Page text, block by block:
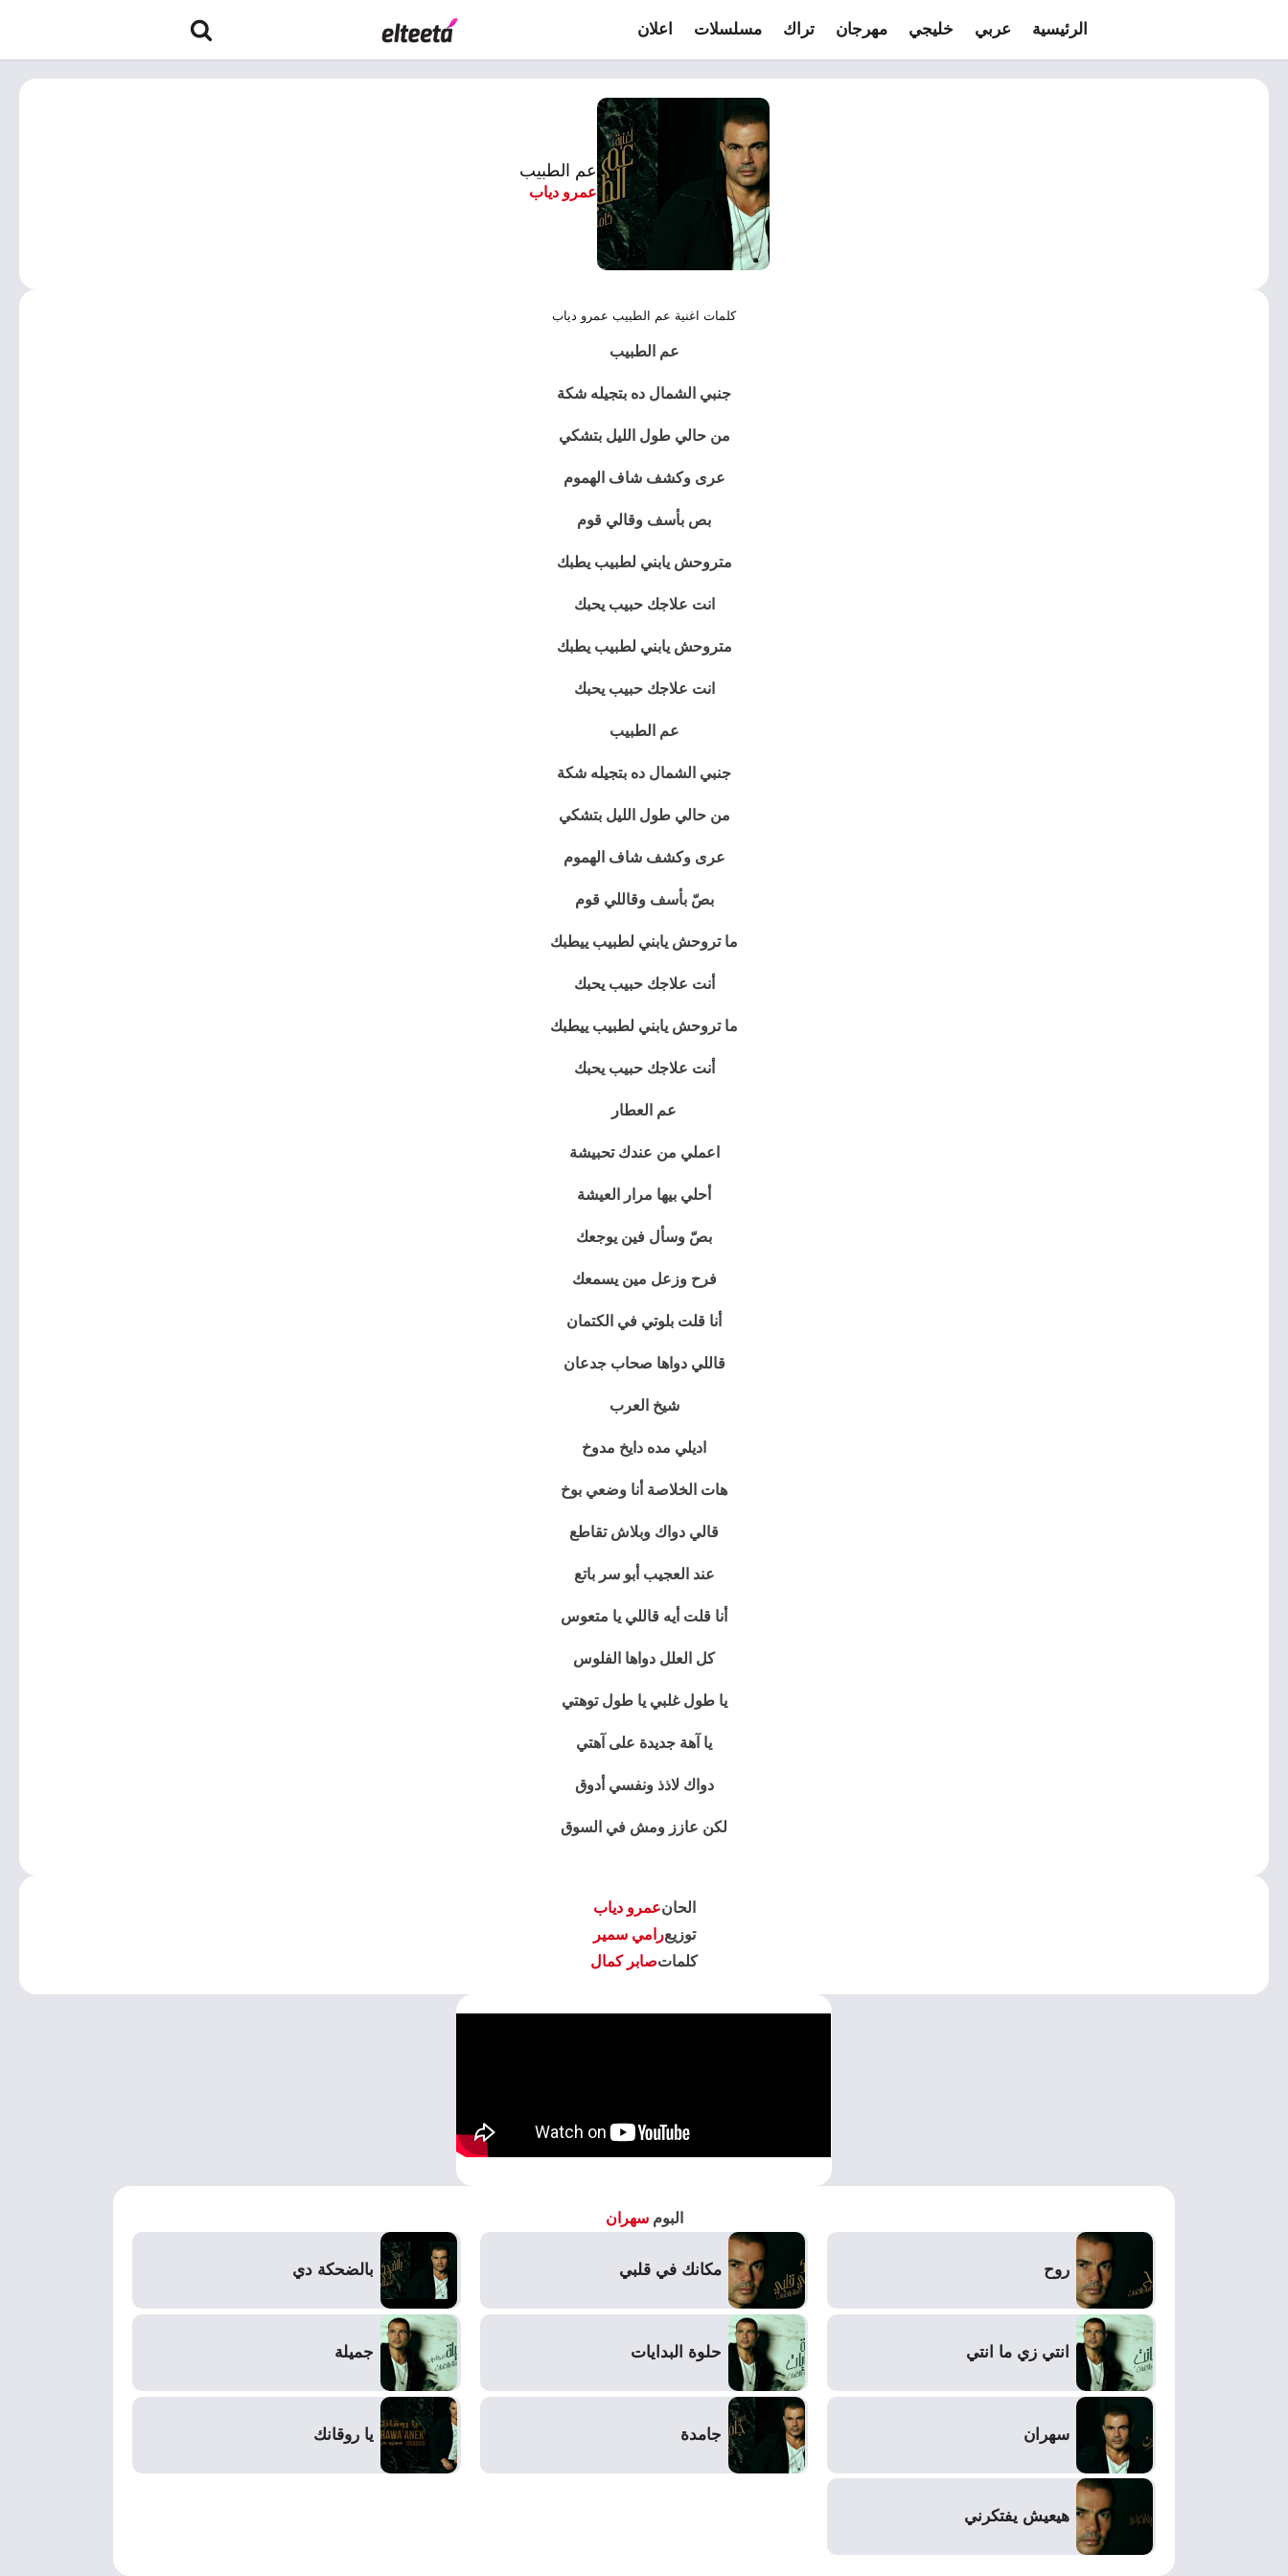
الرئيسية عربي خليجي مهرجان تراك مسلسلات اعلان
عم الطبيب
عمرو دياب
كلمات اغنية عم الطبيب عمرو دياب
عم الطبيب
جنبي الشمال ده بتجيله شكة
من حالي طول الليل بتشكي
عرى وكشف شاف الهموم
بص بأسف وقالي قوم
متروحش يابني لطبيب يطبك
انت علاجك حبيب يحبك
متروحش يابني لطبيب يطبك
انت علاجك حبيب يحبك
عم الطبيب
جنبي الشمال ده بتجيله شكة
من حالي طول الليل بتشكي
عرى وكشف شاف الهموم
بصّ بأسف وقاللي قوم
ما تروحش يابني لطبيب ييطبك
أنت علاجك حبيب يحبك
ما تروحش يابني لطبيب ييطبك
أنت علاجك حبيب يحبك
عم العطار
اعملي من عندك تحبيشة
أحلي بيها مرار العيشة
بصّ وسأل فين يوجعك
فرح وزعل مين يسمعك
أنا قلت بلوتي في الكتمان
قاللي دواها صحاب جدعان
شيخ العرب
اديلي مده دايخ مدوخ
هات الخلاصة أنا وضعي بوخ
قالي دواك وبلاش تقاطع
عند العجيب أبو سر باتع
أنا قلت أيه قاللي يا متعوس
كل العلل دواها الفلوس
يا طول غلبي يا طول توهتي
يا آهة جديدة على آهتي
دواك لاذذ ونفسي أدوق
لكن عازز ومش في السوق
الحانعمرو دياب
توزيعرامي سمير
كلماتصابر كمال
البومسهران
روح مكانك في قلبي بالضحكة دي
انتي زي ما انتي حلوة البدايات جميلة
سهران جامدة يا روقانك
هيعيش يفتكرني